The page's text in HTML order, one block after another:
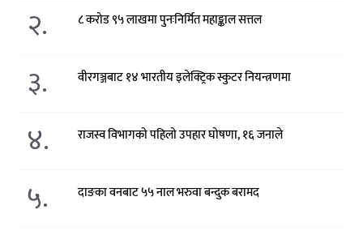
२. ८ करोड ९५ लाखमा पुनःनिर्मित महाङ्काल सत्तल
३. वीरगञ्जबाट १४ भारतीय इलेक्ट्रिक स्कुटर नियन्त्रणमा
४. राजस्व विभागको पहिलो उपहार घोषणा, १६ जनाले
५. दाङका वनबाट ५५ नाल भरुवा बन्दुक बरामद